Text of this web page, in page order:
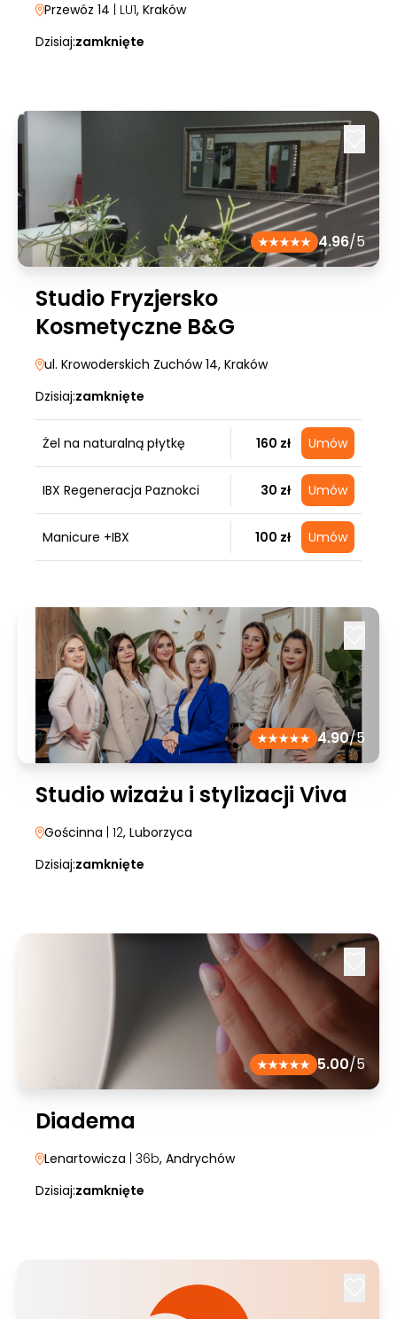
Przewóz 14 | LU1, Kraków
Dzisiaj:zamknięte
4.96/5
Studio Fryzjersko
Kosmetyczne B&G
ul. Krowoderskich Zuchów 14, Kraków
Dzisiaj:zamknięte
Żel na naturalną płytkę 160 zł Umów
IBX Regeneracja Paznokci 30 zł Umów
Manicure +IBX 100 zł Umów
4.90/5
Studio wizażu i stylizacji Viva
Gościnna | 12, Luborzyca
Dzisiaj:zamknięte
5.00/5
Diadema
Lenartowicza | 36b, Andrychów
Dzisiaj:zamknięte